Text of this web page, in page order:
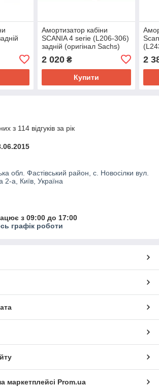
Амортизатор кабіни
SCANIA 4 serie (L206-306)
задній (оригінал Sachs)
2 020₴
Купити
2
з 114 відгуків за рік
обл. Фастівський район, с. Новосілки вул.
2-а, Київ, Україна
з 09:00 до 17:00
графік роботи
маркетплейсі Prom.ua